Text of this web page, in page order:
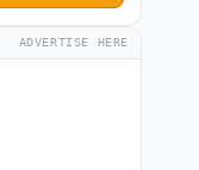
ADVERTISE HERE